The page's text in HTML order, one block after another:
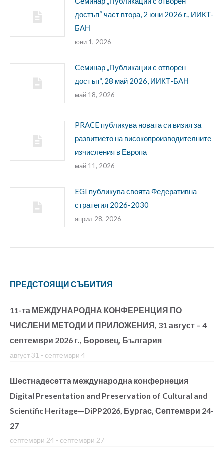
достъп“ част втора, 2 юни 2026 г., ИИКТ-
БАН
юни 1, 2026
Семинар „Публикации с отворен
достъп“, 28 май 2026, ИИКТ-БАН
май 18, 2026
PRACE публикува новата си визия за
развитието на високопроизводителните
изчисления в Европа
май 11, 2026
EGI публикува своята Федеративна
стратегия 2026-2030
април 28, 2026
ПРЕДСТОЯЩИ СЪБИТИЯ
11-та МЕЖДУНАРОДНА КОНФЕРЕНЦИЯ ПО
ЧИСЛЕНИ МЕТОДИ И ПРИЛОЖЕНИЯ, 31 август – 4
септември 2026 г., Боровец, България
август 31 - септември 4
Шестнадесетта международна конфернеция
Digital Presentation and Preservation of Cultural and
Scientific Heritage—DiPP2026, Бургас, Септември 24-
27
септември 24 - септември 27